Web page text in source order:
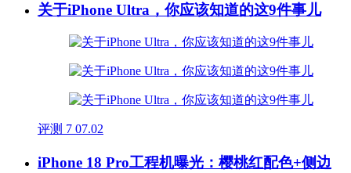
关于iPhone Ultra，你应该知道的这9件事儿
评测 7 07.02
iPhone 18 Pro工程机曝光：樱桃红配色+侧边